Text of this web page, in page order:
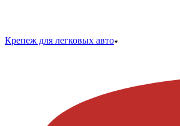
Крепеж для легковых авто